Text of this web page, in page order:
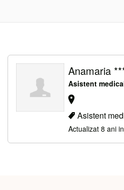
Anamaria
Asistent
Asistent
Actualizat 8 ani